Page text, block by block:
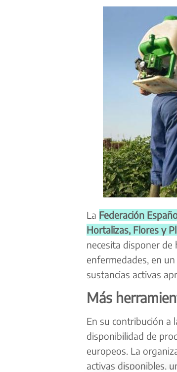
La Federación
Hortalizas, Flores y
necesita disponer de
enfermedades, en
sustancias activas
Más
En su contribución a
disponibilidad de
europeos. La
activas disponibles,